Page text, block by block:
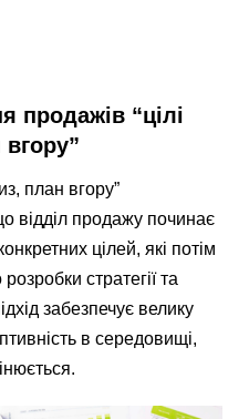
продажів “цілі
план вгору”
відділ продажу починає
цілей, які потім
стратегії та
забезпечує велику
в середовищі,